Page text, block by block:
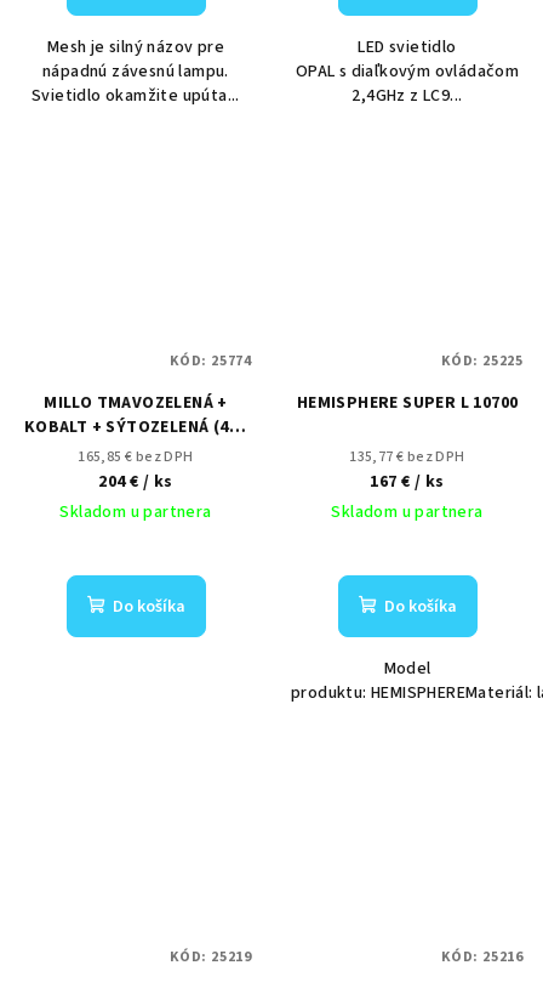
Mesh je silný názov pre
nápadnú závesnú lampu.
Svietidlo okamžite upúta...
LED svietidlo
OPAL s diaľkovým ovládačom
2,4GHz z LC9...
MILLO TMAVOZELENÁ +
KOBALT + SÝTOZELENÁ (47+
35+ 15)
165,85 € bez DPH
204 € / ks
Skladom u partnera
Do košíka
KÓD: 25774
HEMISPHERE SUPER L 10700
135,77 € bez DPH
167 € / ks
Skladom u partnera
Do košíka
Model
produktu: HEMISPHEREMateriál:
KÓD: 25225
KÓD: 25219 KÓD: 25216